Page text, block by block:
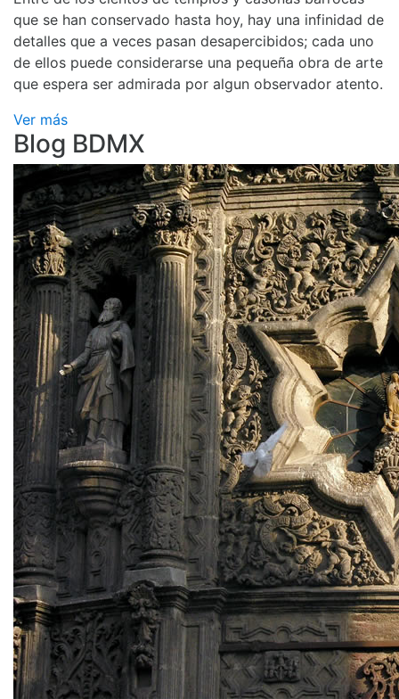
que se han conservado hasta hoy, hay una infinidad de
detalles que a veces pasan desapercibidos; cada uno
de ellos puede considerarse una pequeña obra de arte
que espera ser admirada por algun observador atento.
Ver más
Blog BDMX